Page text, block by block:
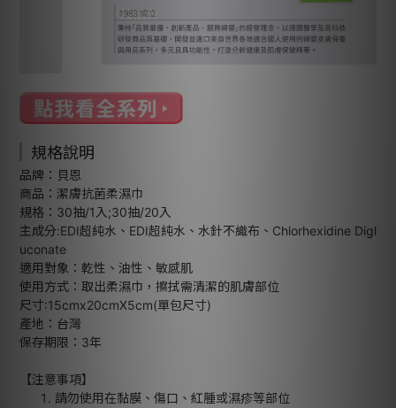
規格說明
品牌：貝恩
商品：潔膚抗菌柔濕巾
規格：30抽/1入;30抽/20入
主成分:EDI超純水、EDI超純水、水針不織布、Chlorhexidine Digl
uconate
適用對象：乾性、油性、敏感肌
使用方式：取出柔濕巾，擦拭需清潔的肌膚部位
尺寸:15cmx20cmX5cm(單包尺寸)
產地：台灣
保存期限：3年
【注意事項】
請勿使用在黏膜、傷口、紅腫或濕疹等部位